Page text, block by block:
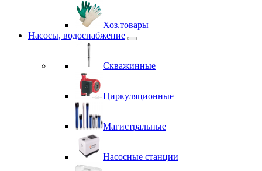
Хоз.товары
Насосы, водоснабжение
Скважинные
Циркуляционные
Магистральные
Насосные станции